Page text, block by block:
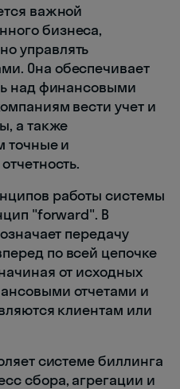
важной
бизнеса,
управлять
Она обеспечивает
над финансовыми
вести учет и
а также
точные и
работы системы
"forward". В
передачу
по всей цепочке
от исходных
отчетами и
клиентам или
системе биллинга
сбора, агрегации и